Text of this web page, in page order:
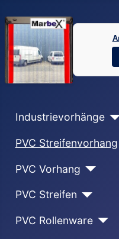
Industrievorhänge
PVC Streifenvorhang
PVC Vorhang
PVC Streifen
PVC Rollenware